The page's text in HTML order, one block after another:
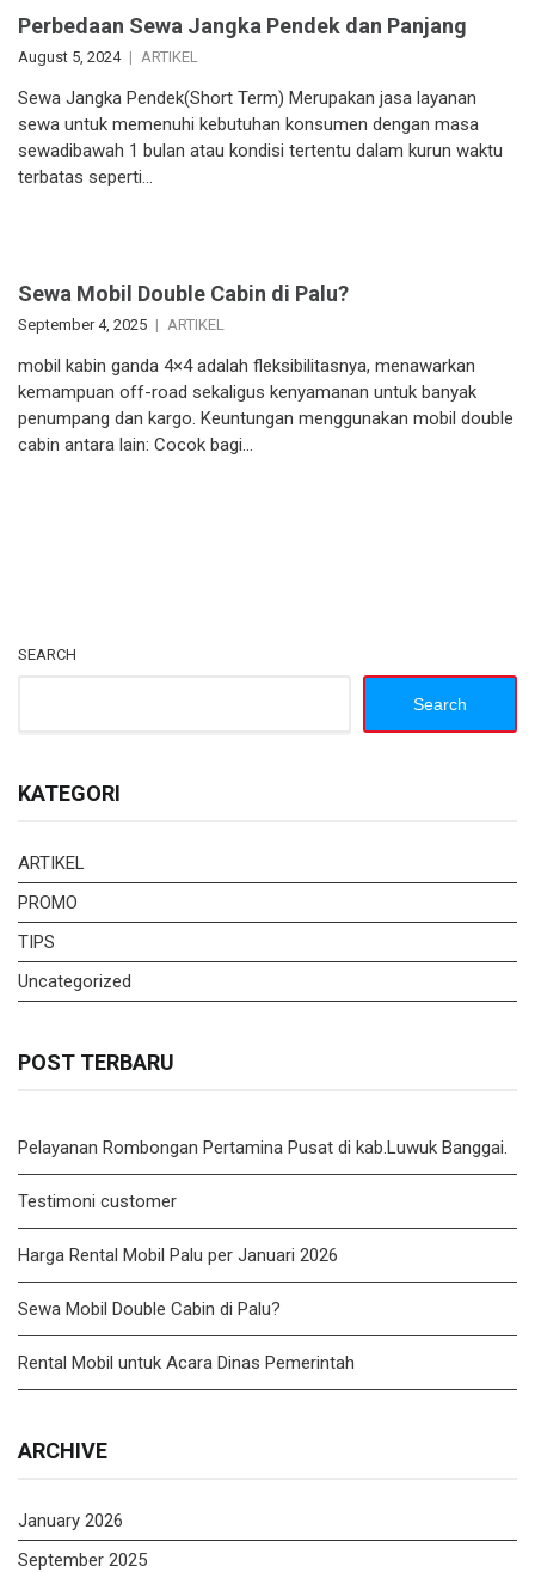
Perbedaan Sewa Jangka Pendek dan Panjang
August 5, 2024 ARTIKEL
Sewa Jangka Pendek(Short Term) Merupakan jasa layanan
sewa untuk memenuhi kebutuhan konsumen dengan masa
sewadibawah 1 bulan atau kondisi tertentu dalam kurun waktu
terbatas seperti…
Sewa Mobil Double Cabin di Palu?
September 4, 2025 ARTIKEL
mobil kabin ganda 4×4 adalah fleksibilitasnya, menawarkan
kemampuan off-road sekaligus kenyamanan untuk banyak
penumpang dan kargo. Keuntungan menggunakan mobil double
cabin antara lain: Cocok bagi…
SEARCH
Search
KATEGORI
ARTIKEL
PROMO
TIPS
Uncategorized
POST TERBARU
Pelayanan Rombongan Pertamina Pusat di kab.Luwuk Banggai.
Testimoni customer
Harga Rental Mobil Palu per Januari 2026
Sewa Mobil Double Cabin di Palu?
Rental Mobil untuk Acara Dinas Pemerintah
ARCHIVE
January 2026
September 2025